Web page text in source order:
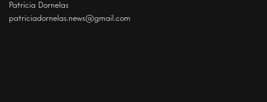
Patrícia Dornelas
patriciadornelas.news@gmail.com